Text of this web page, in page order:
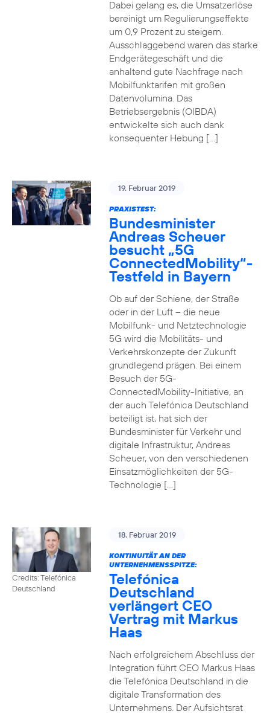
Dabei gelang es, die Umsatzerlöse
bereinigt um Regulierungseffekte
um 0,9 Prozent zu steigern.
Ausschlaggebend waren das starke
Endgerätegeschäft und die
anhaltend gute Nachfrage nach
Mobilfunktarifen mit großen
Datenvolumina. Das
Betriebsergebnis (OIBDA)
entwickelte sich auch dank
konsequenter Hebung […]
19. Februar 2019
PRAXISTEST:
Bundesminister
Andreas Scheuer
besucht „5G
ConnectedMobility“-
Testfeld in Bayern
Ob auf der Schiene, der Straße
oder in der Luft – die neue
Mobilfunk- und Netztechnologie
5G wird die Mobilitäts- und
Verkehrskonzepte der Zukunft
grundlegend prägen. Bei einem
Besuch der 5G-
ConnectedMobility-Initiative, an
der auch Telefónica Deutschland
beteiligt ist, hat sich der
Bundesminister für Verkehr und
digitale Infrastruktur, Andreas
Scheuer, von den verschiedenen
Einsatzmöglichkeiten der 5G-
Technologie […]
Credits: Telefónica
Deutschland
18. Februar 2019
KONTINUITÄT AN DER
UNTERNEHMENSSPITZE:
Telefónica
Deutschland
verlängert CEO
Vertrag mit Markus
Haas
Nach erfolgreichem Abschluss der
Integration führt CEO Markus Haas
die Telefónica Deutschland in die
digitale Transformation des
Unternehmens. Der Aufsichtsrat